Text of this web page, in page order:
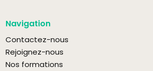
Navigation
Contactez-nous
Rejoignez-nous
Nos formations